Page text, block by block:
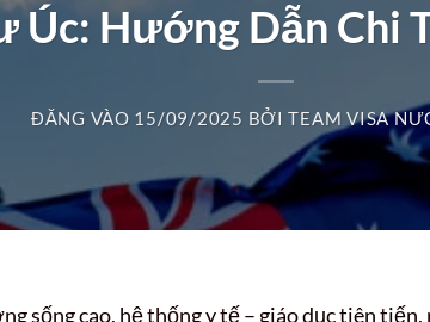
Úc: Hướng Dẫn Chi
ĐĂNG VÀO 15/09/2025 BỞITEAM VISA
sống cao, hệ thống y tế – giáo dục tiên